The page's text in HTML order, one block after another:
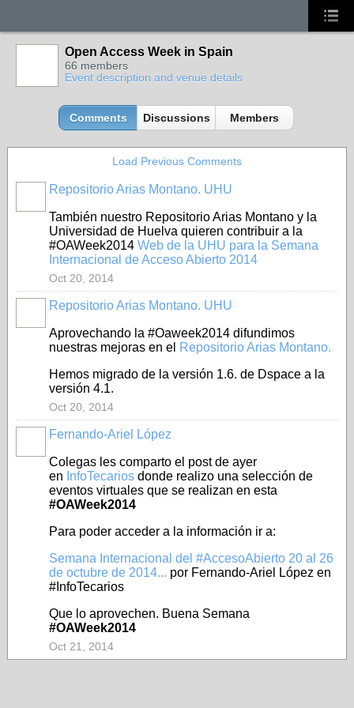
Open Access Week in Spain
66 members
Event description and venue details
Comments Discussions Members
Load Previous Comments
Repositorio Arias Montano. UHU
También nuestro Repositorio Arias Montano y la
Universidad de Huelva quieren contribuir a la
#OAWeek2014 Web de la UHU para la Semana
Internacional de Acceso Abierto 2014
Oct 20, 2014
Repositorio Arias Montano. UHU
Aprovechando la #Oaweek2014 difundimos
nuestras mejoras en el Repositorio Arias Montano.
Hemos migrado de la versión 1.6. de Dspace a la
versión 4.1.
Oct 20, 2014
Fernando-Ariel López
Colegas les comparto el post de ayer
en InfoTecarios donde realizo una selección de
eventos virtuales que se realizan en esta
#OAWeek2014
Para poder acceder a la información ir a:
Semana Internacional del #AccesoAbierto 20 al 26
de octubre de 2014... por Fernando-Ariel López en
#InfoTecarios
Que lo aprovechen. Buena Semana
#OAWeek2014
Oct 21, 2014